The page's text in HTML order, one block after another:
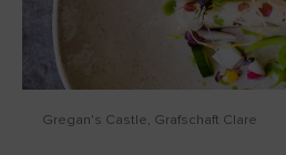
Gregan's Castle, Grafschaft Clare